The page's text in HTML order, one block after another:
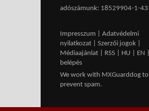
adószámunk: 18529904-1-43
Impresszum
Adatvédelmi
nyilatkozat
Szerzői jogok
Médiaajánlat
RSS HU EN
belépés
We work with MXGuarddog to
prevent spam.